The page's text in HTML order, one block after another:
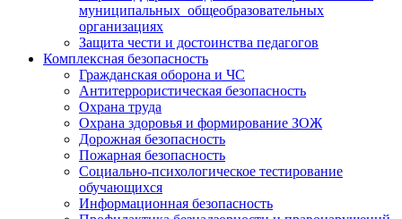
муниципальных общеобразовательных
организациях
Защита чести и достоинства педагогов
Комплексная безопасность
Гражданская оборона и ЧС
Антитеррористическая безопасность
Охрана труда
Охрана здоровья и формирование ЗОЖ
Дорожная безопасность
Пожарная безопасность
Социально-психологическое тестирование
обучающихся
Информационная безопасность